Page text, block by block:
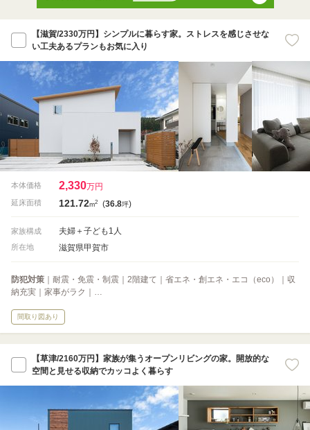
【滋賀/2330万円】シンプルに暮らす家。ストレスを感じさせな
い工夫あるプランもお気に入り
本体価格 2,330万円
延床面積 121.72m2 (36.8坪)
家族構成 夫婦＋子ども1人
所在地 滋賀県甲賀市
防犯対策 ｜耐震・免震・制震｜2階建て｜省エネ・創エネ・エコ（eco）｜収
納充実｜家事がラク｜…
間取り図あり
【草津/2160万円】家族が集うオープンリビングの家。開放的な
空間と見せる収納でカッコよく暮らす